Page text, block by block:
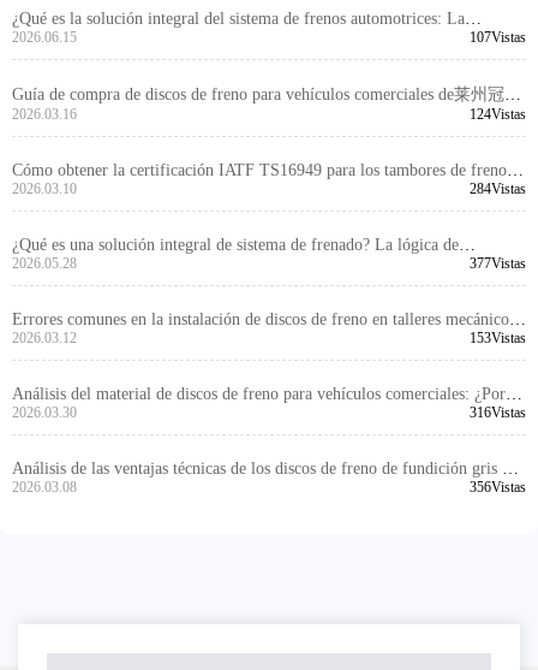
¿Qué es la solución integral del sistema de frenos automotrices: La
capacidad de suministro integral desde discos de freno hasta kits de frenos
2026.06.15 107Vistas
Guía de compra de discos de freno para vehículos comerciales de莱州冠晫
贸易有限公司: Elegir productos de alto rendimiento con certificación E-
MARK R90
2026.03.16 124Vistas
Cómo obtener la certificación IATF TS16949 para los tambores de freno
de vehículos de pasajeros -莱州冠晫贸易有限公司
2026.03.10 284Vistas
¿Qué es una solución integral de sistema de frenado? La lógica de
suministro B2B desde discos de freno hasta kits de frenado
2026.05.28 377Vistas
Errores comunes en la instalación de discos de freno en talleres mecánicos |
Precisión del orificio de posicionamiento y proceso de mecanizado | Discos
de freno con certificación DOT
2026.03.12 153Vistas
Análisis del material de discos de freno para vehículos comerciales: ¿Por
qué la fundición gris GG20 de alta resistencia es la opción preferida para la
compra global? -莱州冠晫贸易有限公司
2026.03.30 316Vistas
Análisis de las ventajas técnicas de los discos de freno de fundición gris de
alta resistencia de Laizhou Guanzuo Trading Co., Ltd. y su valor de
2026.03.08 356Vistas